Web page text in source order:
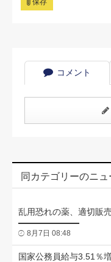
保存
コメント
同カテゴリーのニュ
乱用恐れの薬、適切販
8月7日 08:48
国家公務員給与3.51％